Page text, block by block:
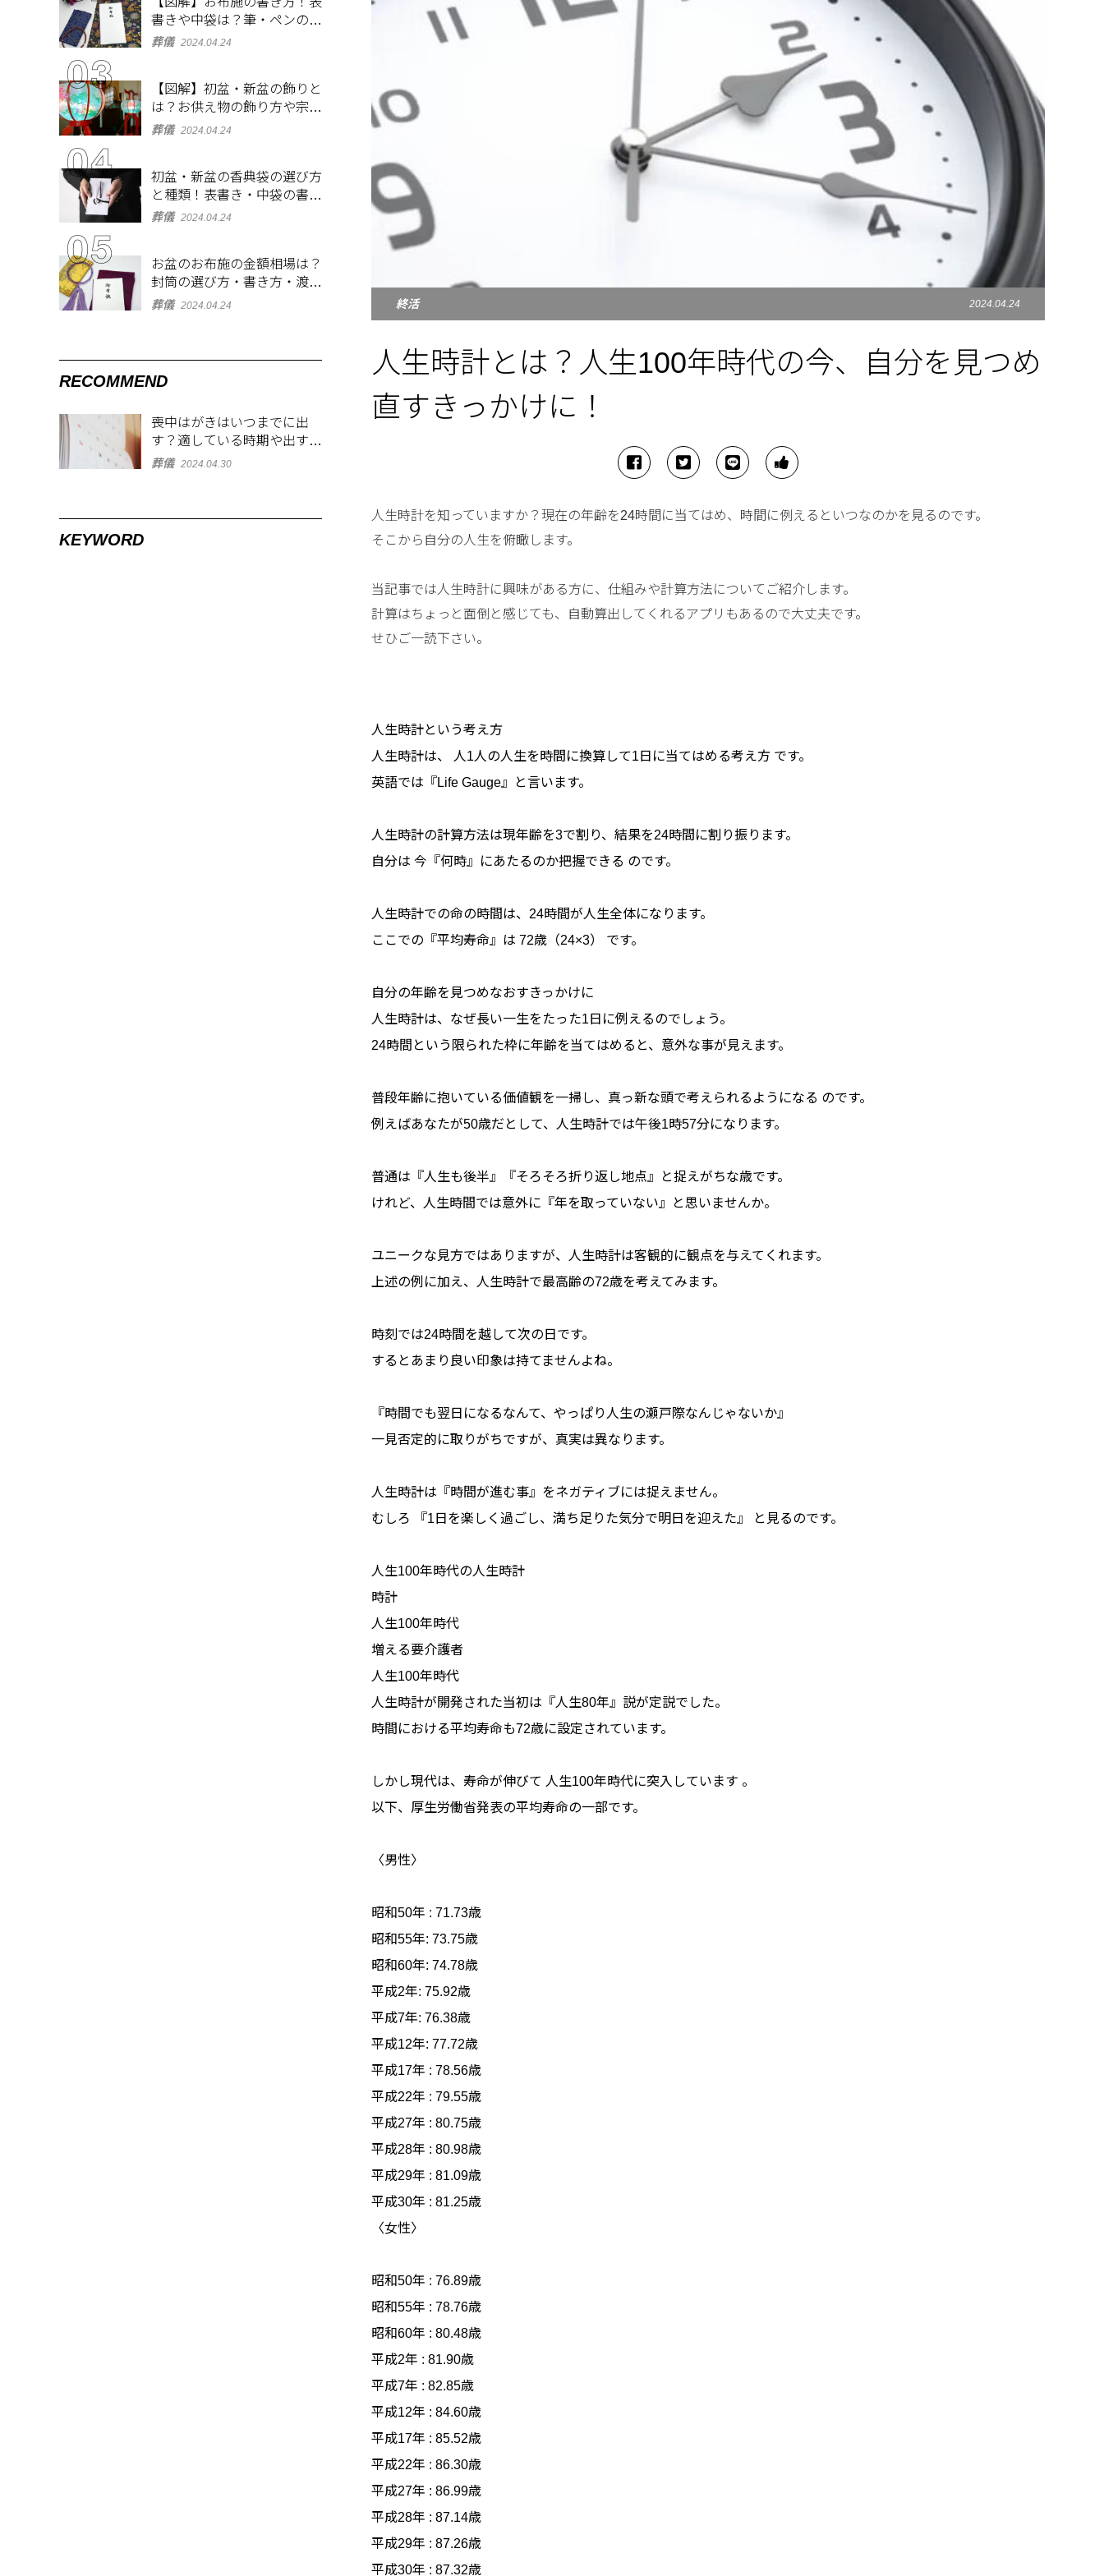
終活 2024.04.24
人生時計とは？人生100年時代の今、自分を見つめ
直すきっかけに！
人生時計を知っていますか？現在の年齢を24時間に当てはめ、時間に例えるといつなのかを見るのです。
そこから自分の人生を俯瞰します。
当記事では人生時計に興味がある方に、仕組みや計算方法についてご紹介します。
計算はちょっと面倒と感じても、自動算出してくれるアプリもあるので大丈夫です。
せひご一読下さい。
人生時計という考え方
人生時計は、 人1人の人生を時間に換算して1日に当てはめる考え方 です。
英語では『Life Gauge』と言います。
人生時計の計算方法は現年齢を3で割り、結果を24時間に割り振ります。
自分は 今『何時』にあたるのか把握できる のです。
人生時計での命の時間は、24時間が人生全体になります。
ここでの『平均寿命』は 72歳（24×3） です。
自分の年齢を見つめなおすきっかけに
人生時計は、なぜ長い一生をたった1日に例えるのでしょう。
24時間という限られた枠に年齢を当てはめると、意外な事が見えます。
普段年齢に抱いている価値観を一掃し、真っ新な頭で考えられるようになる のです。
例えばあなたが50歳だとして、人生時計では午後1時57分になります。
普通は『人生も後半』『そろそろ折り返し地点』と捉えがちな歳です。
けれど、人生時間では意外に『年を取っていない』と思いませんか。
ユニークな見方ではありますが、人生時計は客観的に観点を与えてくれます。
上述の例に加え、人生時計で最高齢の72歳を考えてみます。
時刻では24時間を越して次の日です。
するとあまり良い印象は持てませんよね。
『時間でも翌日になるなんて、やっぱり人生の瀬戸際なんじゃないか』
一見否定的に取りがちですが、真実は異なります。
人生時計は『時間が進む事』をネガティブには捉えません。
むしろ 『1日を楽しく過ごし、満ち足りた気分で明日を迎えた』 と見るのです。
人生100年時代の人生時計
時計
人生100年時代
増える要介護者
人生100年時代
人生時計が開発された当初は『人生80年』説が定説でした。
時間における平均寿命も72歳に設定されています。
しかし現代は、寿命が伸びて 人生100年時代に突入しています 。
以下、厚生労働省発表の平均寿命の一部です。
〈男性〉
昭和50年 : 71.73歳
昭和55年: 73.75歳
昭和60年: 74.78歳
平成2年: 75.92歳
平成7年: 76.38歳
平成12年: 77.72歳
平成17年 : 78.56歳
平成22年 : 79.55歳
平成27年 : 80.75歳
平成28年 : 80.98歳
平成29年 : 81.09歳
平成30年 : 81.25歳
〈女性〉
昭和50年 : 76.89歳
昭和55年 : 78.76歳
昭和60年 : 80.48歳
平成2年 : 81.90歳
平成7年 : 82.85歳
平成12年 : 84.60歳
平成17年 : 85.52歳
平成22年 : 86.30歳
平成27年 : 86.99歳
平成28年 : 87.14歳
平成29年 : 87.26歳
平成30年 : 87.32歳
書きや中袋は？筆・ペンのマ
ナーとよくあるQ&A集
葬儀 2024.04.24
【図解】初盆・新盆の飾りと
は？お供え物の飾り方や宗派
ごとの違いを解説！
葬儀 2024.04.24
初盆・新盆の香典袋の選び方
と種類！表書き・中袋の書き
方、お札の入れ方も
葬儀 2024.04.24
お盆のお布施の金額相場は？
封筒の選び方・書き方・渡し
方も解説
葬儀 2024.04.24
RECOMMEND
喪中はがきはいつまでに出
す？適している時期や出す範
囲を解説！
葬儀 2024.04.30
KEYWORD